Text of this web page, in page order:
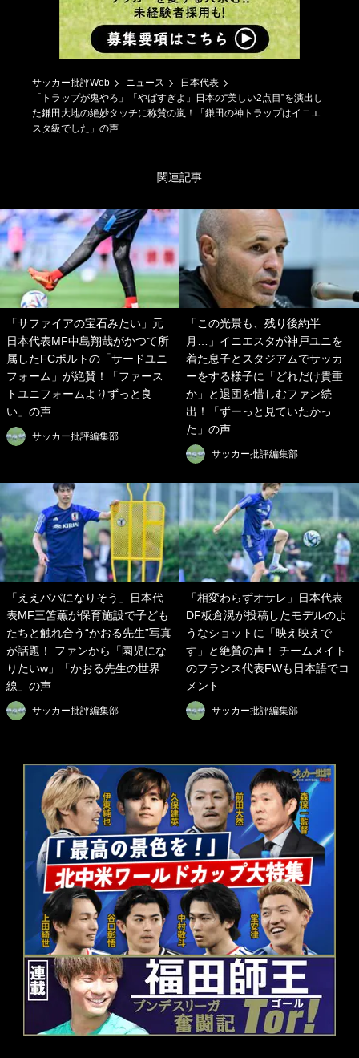
サッカー批評Web ニュース
日本代表
「トラップが鬼やろ」「やばすぎよ」日本の“美しい2点目”を演出し
た鎌田大地の絶妙タッチに称賛の嵐！「鎌田の神トラップはイニエ
スタ級でした」の声
関連記事
「サファイアの宝石みたい」元
日本代表MF中島翔哉がかつて所
属したFCポルトの「サードユニ
フォーム」が絶賛！「ファース
トユニフォームよりずっと良
い」の声
サッカー批評編集部
「この光景も、残り後約半
月…」イニエスタが神戸ユニを
着た息子とスタジアムでサッカ
ーをする様子に「どれだけ貴重
か」と退団を惜しむファン続
出！「ずーっと見ていたかっ
た」の声
サッカー批評編集部
「ええパパになりそう」日本代
表MF三笘薫が保育施設で子ども
たちと触れ合う“かおる先生”写真
が話題！ ファンから「園児にな
りたいw」「かおる先生の世界
線」の声
サッカー批評編集部
「相変わらずオサレ」日本代表
DF板倉滉が投稿したモデルのよ
うなショットに「映え映えで
す」と絶賛の声！ チームメイト
のフランス代表FWも日本語でコ
メント
サッカー批評編集部